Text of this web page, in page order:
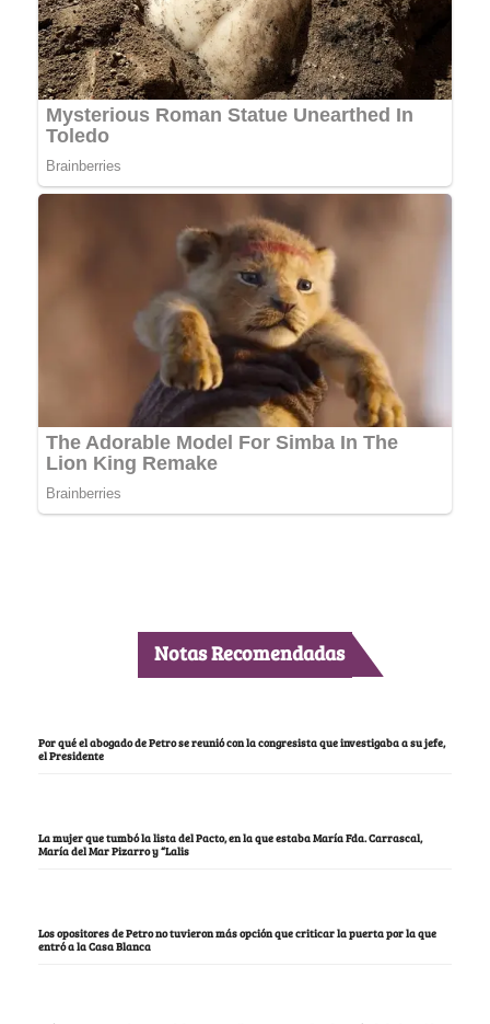
Notas Recomendadas
Por qué el abogado de Petro se reunió con la congresista que investigaba a su jefe,
el Presidente
La mujer que tumbó la lista del Pacto, en la que estaba María Fda. Carrascal,
María del Mar Pizarro y “Lalis
Los opositores de Petro no tuvieron más opción que criticar la puerta por la que
entró a la Casa Blanca